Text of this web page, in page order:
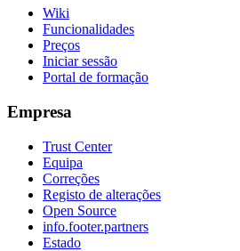
Wiki
Funcionalidades
Preços
Iniciar sessão
Portal de formação
Empresa
Trust Center
Equipa
Correções
Registo de alterações
Open Source
info.footer.partners
Estado